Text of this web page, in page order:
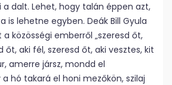
a dalt. Lehet, hogy talán éppen azt,
is lehetne egyben. Deák Bill Gyula
közösségi emberről „szeresd őt,
őt, aki fél, szeresd őt, aki vesztes, kit
amerre jársz, mondd el
hó takará el honi mezőkön, szilaj